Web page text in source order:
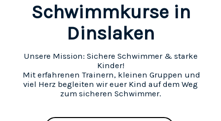
Schwimmkurse in
Dinslaken
Unsere Mission: Sichere Schwimmer & starke
Kinder!
Mit erfahrenen Trainern, kleinen Gruppen und
viel Herz begleiten wir euer Kind auf dem Weg
zum sicheren Schwimmer.